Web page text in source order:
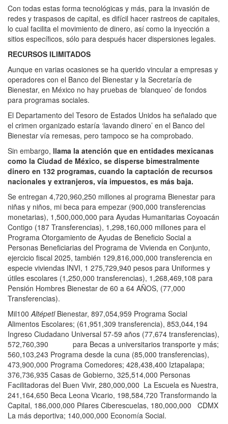
Con todas estas forma tecnológicas y más, para la invasión de
redes y traspasos de capital, es difícil hacer rastreos de capitales,
lo cual facilita el movimiento de dinero, así como la inyección a
sitios específicos, sólo para después hacer dispersiones legales.
RECURSOS ILIMITADOS
Aunque en varias ocasiones se ha querido vincular a empresas y
operadores con el Banco del Bienestar y la Secretaría de
Bienestar, en México no hay pruebas de ‘blanqueo’ de fondos
para programas sociales.
El Departamento del Tesoro de Estados Unidos ha señalado que
el crimen organizado estaría ‘lavando dinero’ en el Banco del
Bienestar vía remesas, pero tampoco se ha comprobado.
Sin embargo, llama la atención que en entidades mexicanas
como la Ciudad de México, se disperse bimestralmente
dinero en 132 programas, cuando la captación de recursos
nacionales y extranjeros, vía impuestos, es más baja.
Se entregan 4,720,960,250 millones al programa Bienestar para
niñas y niños, mi beca para empezar (900,000 transferencias
monetarias), 1,500,000,000 para Ayudas Humanitarias Coyoacán
Contigo (187 Transferencias), 1,298,160,000 millones para el
Programa Otorgamiento de Ayudas de Beneficio Social a
Personas Beneficiarias del Programa de Vivienda en Conjunto,
ejercicio fiscal 2025, también 129,816,000,000 transferencia en
especie viviendas INVI, 1 275,729,940 pesos para Uniformes y
útiles escolares (1,250,000 transferencias), 1,268,469,108 para
Pensión Hombres Bienestar de 60 a 64 AÑOS, (77,000
Transferencias).
Mil100 Altépetl Bienestar, 897,054,959 Programa Social
Alimentos Escolares; (61,951,309 transferencia), 853,044,194
Ingreso Ciudadano Universal 57-59 años (77,674 transferencias),
572,760,390 para Becas a universitarios transporte y más;
560,103,243 Programa desde la cuna (85,000 transferencias),
473,900,000 Programa Comedores; 428,438,400 Iztapalapa;
376,736,935 Casas de Gobierno, 325,514,000 Personas
Facilitadoras del Buen Vivir, 280,000,000 La Escuela es Nuestra,
241,164,650 Beca Leona Vicario, 198,584,720 Transformando la
Capital, 186,000,000 Pilares Ciberescuelas, 180,000,000 CDMX
La más deportiva; 140,000,000 Economía Social.